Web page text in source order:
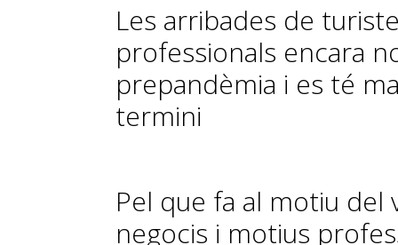
Les arribades de
professionals encara
prepandèmia i es té
termini
Pel que fa al motiu del
negocis i motius